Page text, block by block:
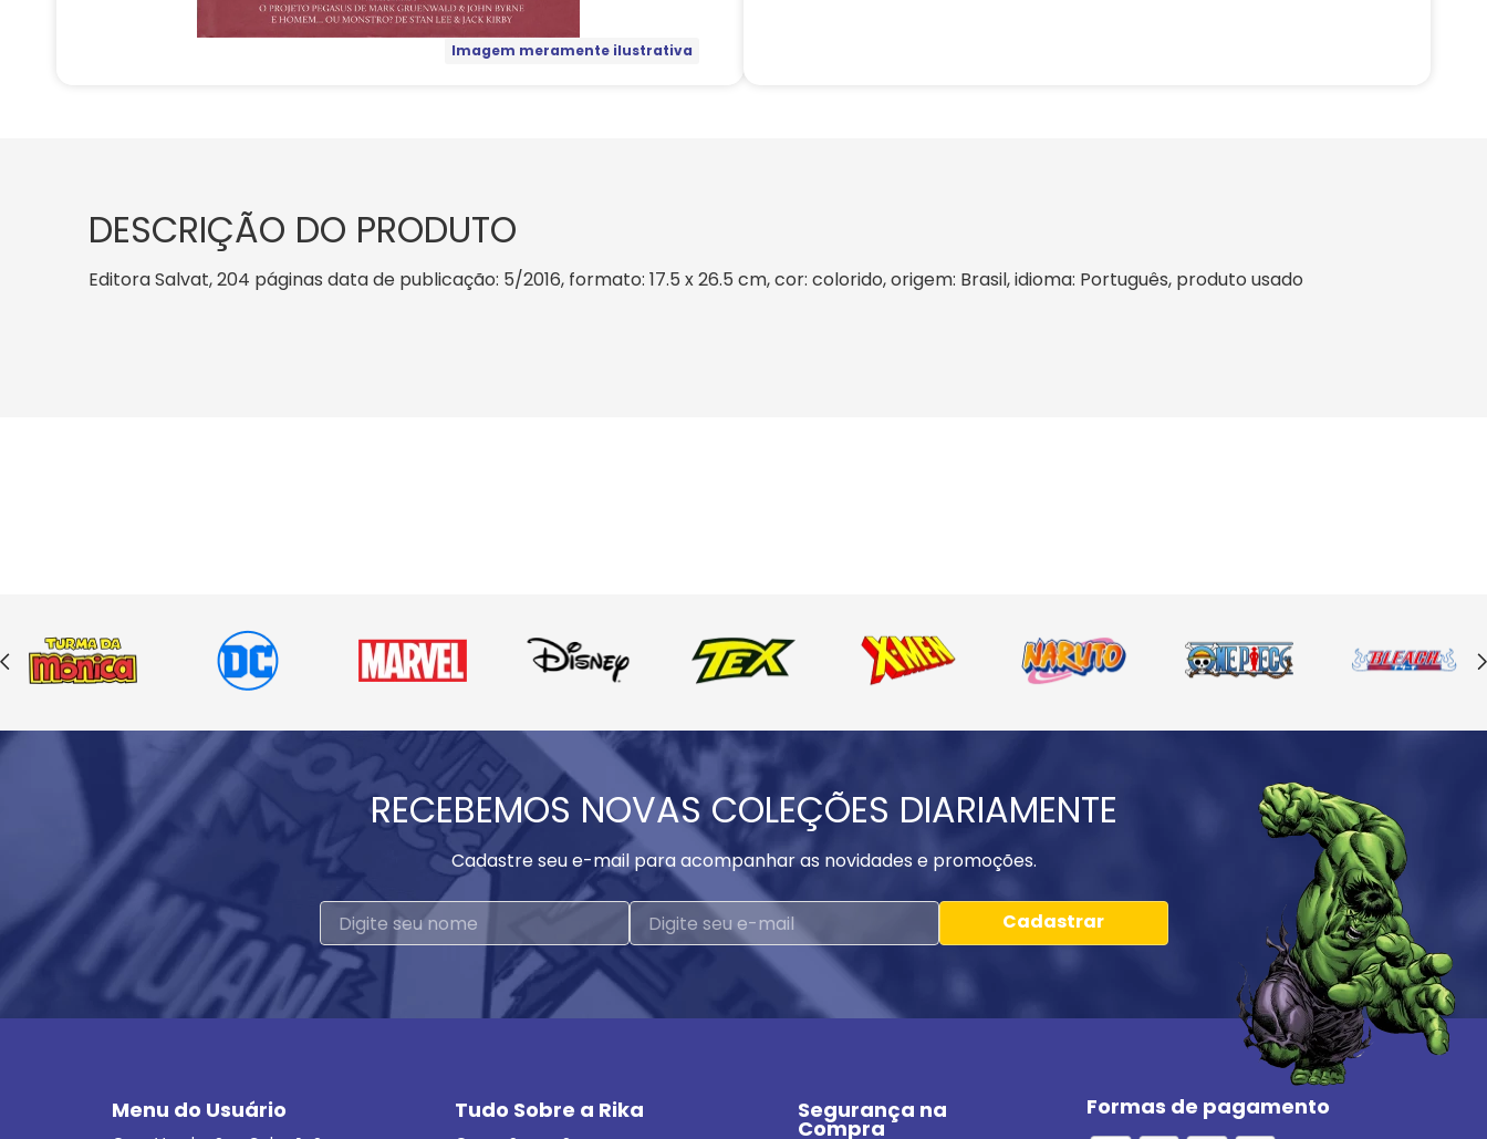
Imagem meramente ilustrativa
DESCRIÇÃO DO PRODUTO
Editora Salvat, 204 páginas data de publicação: 5/2016, formato: 17.5 x 26.5 cm, cor: colorido, origem: Brasil, idioma: Português, produto usado
RECEBEMOS NOVAS COLEÇÕES DIARIAMENTE
Cadastre seu e-mail para acompanhar as novidades e promoções.
Cadastrar
Menu do Usuário Tudo Sobre a Rika Segurança na
Compra
Formas de pagamento